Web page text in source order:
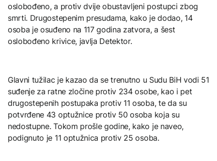
oslobođeno, a protiv dvije obustavljeni postupci zbog
smrti. Drugostepenim presudama, kako je dodao, 14
osoba je osuđeno na 117 godina zatvora, a šest
oslobođeno krivice, javlja Detektor.
Glavni tužilac je kazao da se trenutno u Sudu BiH vodi 51
suđenje za ratne zločine protiv 234 osobe, kao i pet
drugostepenih postupaka protiv 11 osoba, te da su
potvrđene 43 optužnice protiv 50 osoba koja su
nedostupne. Tokom prošle godine, kako je naveo,
podignuto je 11 optužnica protiv 25 osoba.